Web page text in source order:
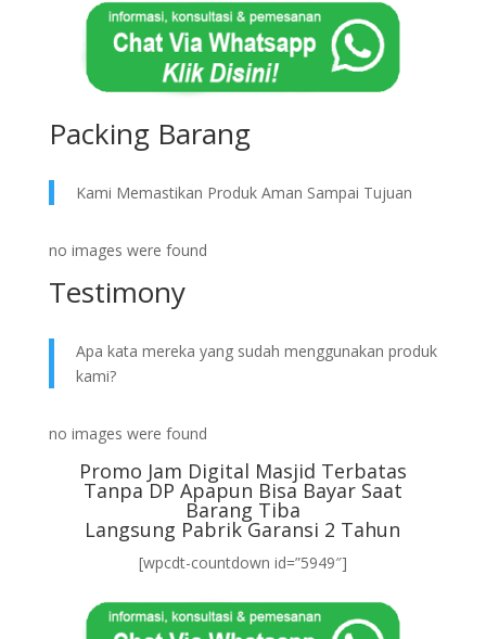
Packing Barang
Kami Memastikan Produk Aman Sampai Tujuan
no images were found
Testimony
Apa kata mereka yang sudah menggunakan produk
kami?
no images were found
Promo Jam Digital Masjid Terbatas
Tanpa DP Apapun Bisa Bayar Saat
Barang Tiba
Langsung Pabrik Garansi 2 Tahun
[wpcdt-countdown id=”5949″]